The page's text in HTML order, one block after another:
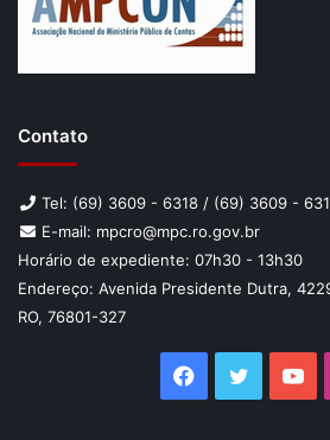
Contato
Tel: (69) 3609 - 6318 / (69) 3609 -
E-mail: mpcro@mpc.ro.gov.br
Horário de expediente: 07h30 - 13h30
Endereço: Avenida Presidente Dutra,
RO, 76801-327
Facebook
Twitter